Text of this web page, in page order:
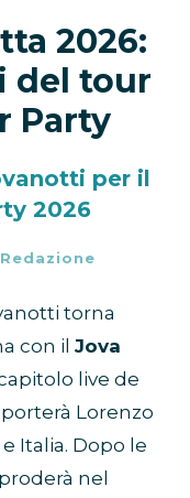
2026:
del tour
Party
per il
2026
torna
con il Jova
live de
Lorenzo
Italia. Dopo le
nel